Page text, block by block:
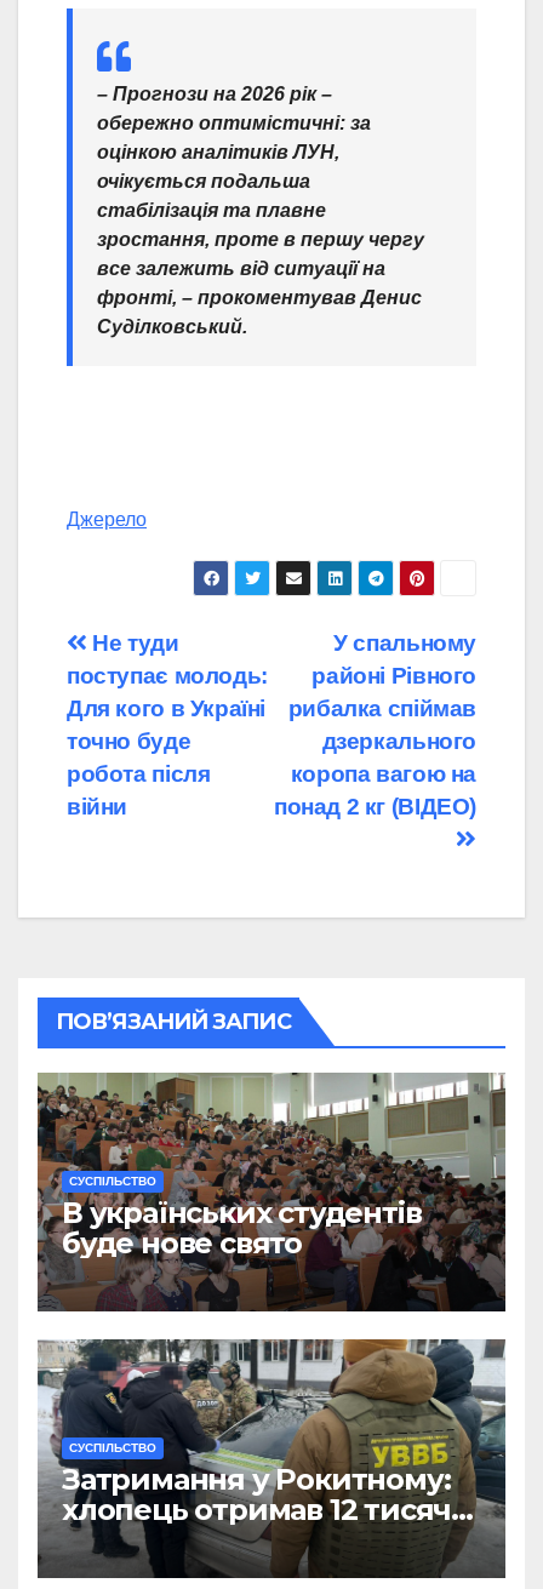
– Прогнози на 2026 рік –
обережно оптимістичні: за
оцінкою аналітиків ЛУН,
очікується подальша
стабілізація та плавне
зростання, проте в першу чергу
все залежить від ситуації на
фронті, – прокоментував Денис
Суділковський.
Джерело
Навігація
записів
У спальному
районі Рівного
рибалка спіймав
дзеркального
коропа вагою на
понад 2 кг (ВІДЕО)
Не туди
поступає молодь:
Для кого в Україні
точно буде
робота після
війни
ПОВ’ЯЗАНИЙ ЗАПИС
CУСПІЛЬСТВО
В українських студентів
буде нове свято
CУСПІЛЬСТВО
Затримання у Рокитному:
хлопець отримав 12 тисяч
Євро за допомогу
чоловікам